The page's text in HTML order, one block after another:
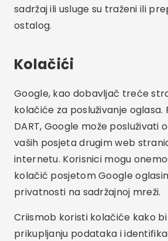
sadržaj ili usluge su traženi ili
ostalog.
Kolačići
Google, kao dobavljač treće
kolačiće za posluživanje
DART, Google može posluživati
vaših posjeta drugim web
internetu. Korisnici mogu
kolačić posjetom Google
privatnosti na sadržajnoj mreži.
Criismob koristi kolačiće kako
prikupljanju podataka i